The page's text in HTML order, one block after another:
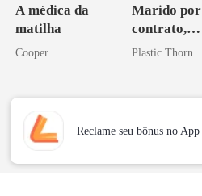
A médica da
matilha
Cooper
Marido por
contrato,
amante de
Plastic Thorn
Reclame seu bônus no App